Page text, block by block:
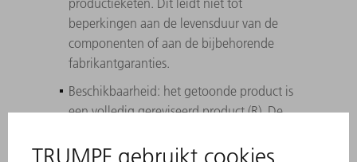
productieketen. Dit leidt niet tot
beperkingen aan de levensduur van de
componenten of aan de bijbehorende
fabrikantgaranties.
Beschikbaarheid: het getoonde product is
een volledig gereviseerd product (R). De
retourleveringen door klanten en kan